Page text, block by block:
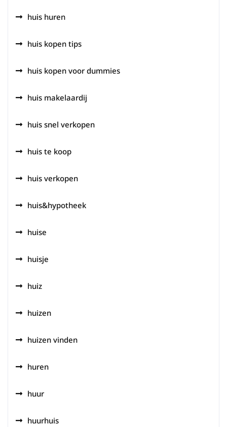
huis huren
huis kopen tips
huis kopen voor dummies
huis makelaardij
huis snel verkopen
huis te koop
huis verkopen
huis&hypotheek
huise
huisje
huiz
huizen
huizen vinden
huren
huur
huurhuis